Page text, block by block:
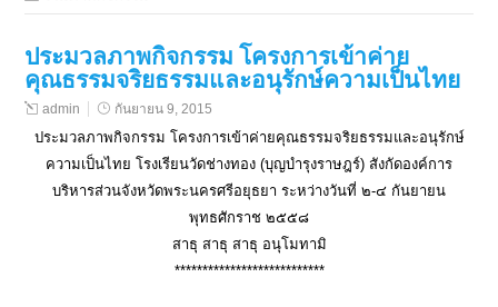
ประมวลภาพกิจกรรม โครงการเข้าค่าย
คุณธรรมจริยธรรมและอนุรักษ์ความเป็นไทย
admin กันยายน 9, 2015
ประมวลภาพกิจกรรม โครงการเข้าค่ายคุณธรรมจริยธรรมและอนุรักษ์
ความเป็นไทย โรงเรียนวัดช่างทอง (บุญบำรุงราษฎร์) สังกัดองค์การ
บริหารส่วนจังหวัดพระนครศรีอยุธยา ระหว่างวันที่ ๒-๔ กันยายน
พุทธศักราช ๒๕๕๘
สาธุ สาธุ สาธุ อนุโมทามิ
***************************